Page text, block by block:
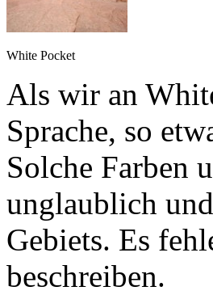
White Pocket
Als wir an
Sprache, so
Solche Farben
unglaublich
Gebiets. Es
beschreiben.